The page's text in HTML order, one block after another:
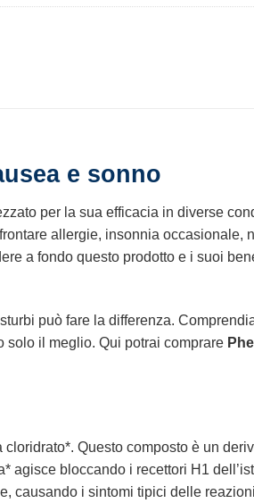
e sonno
per la sua efficacia in diverse
allergie, insonnia occasionale,
a fondo questo prodotto e i suoi
può fare la differenza.
solo il meglio. Qui potrai comprare
Questo composto è un
agisce bloccando i recettori H1
causando i sintomi tipici delle